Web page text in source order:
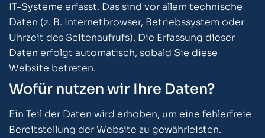
IT-Systeme erfasst. Das sind vor allem technische
Daten (z. B. Internetbrowser, Betriebssystem oder
Uhrzeit des Seitenaufrufs). Die Erfassung dieser
Daten erfolgt automatisch, sobald Sie diese
Website betreten.
Wofür nutzen wir Ihre Daten?
Ein Teil der Daten wird erhoben, um eine fehlerfreie
Bereitstellung der Website zu gewährleisten.